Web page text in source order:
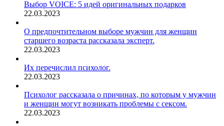
Выбор VOICE: 5 идей оригинальных подарков
22.03.2023
О предпочтительном выборе мужчин для женщин
старшего возраста рассказала эксперт.
22.03.2023
Их перечислил психолог.
22.03.2023
Психолог рассказала о причинах, по которым у мужчин
и женщин могут возникать проблемы с сексом.
22.03.2023